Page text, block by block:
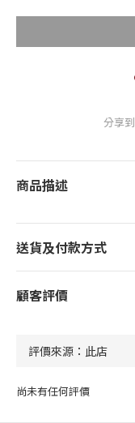
分享到
商品描述
送貨及付款方式
顧客評價
尚未有任何評價